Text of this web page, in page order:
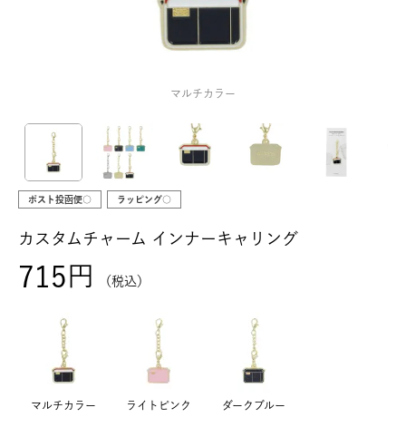
マルチカラー
ポスト投函便○ ラッピング○
カスタムチャーム インナーキャリング
715 税込
マルチカラー ライトピンク ダークブルー